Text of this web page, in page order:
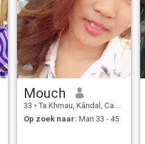
Mouch
33 • Ta Khmau, Kândal, Cambodja
Op zoek naar: Man 33 - 45